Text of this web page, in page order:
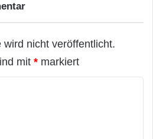
nicht veröffentlicht.
mit * markiert